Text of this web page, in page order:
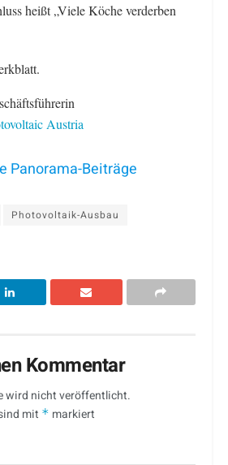
heißt „Viele Köche verderben
Austria
Panorama-Beiträge
Photovoltaik-Ausbau
Kommentar
wird nicht veröffentlicht.
mit * markiert